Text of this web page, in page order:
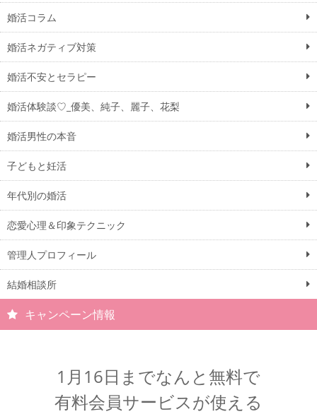
婚活コラム
婚活ネガティブ対策
婚活不安とセラピー
婚活体験談♡_優美、純子、麗子、花梨
婚活男性の本音
子どもと妊活
年代別の婚活
恋愛心理＆印象テクニック
管理人プロフィール
結婚相談所
キャンペーン情報
1月16日までなんと無料で
有料会員サービスが使える